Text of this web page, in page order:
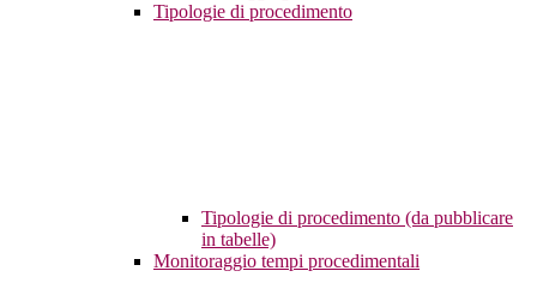
Tipologie di procedimento
Tipologie di procedimento (da pubblicare
in tabelle)
Monitoraggio tempi procedimentali